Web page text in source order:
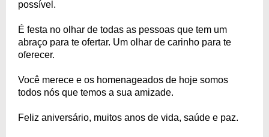
possível.
É festa no olhar de todas as pessoas que tem um
abraço para te ofertar. Um olhar de carinho para te
oferecer.
Você merece e os homenageados de hoje somos
todos nós que temos a sua amizade.
Feliz aniversário, muitos anos de vida, saúde e paz.